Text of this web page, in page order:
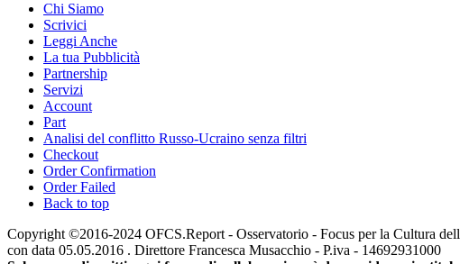
Chi Siamo
Scrivici
Leggi Anche
La tua Pubblicità
Partnership
Servizi
Account
Part
Analisi del conflitto Russo-Ucraino senza filtri
Checkout
Order Confirmation
Order Failed
Back to top
Copyright ©2016-2024 OFCS.Report - Osservatorio - Focus per la Cultura
con data 05.05.2016 . Direttore Francesca Musacchio - P.iva - 14692931000